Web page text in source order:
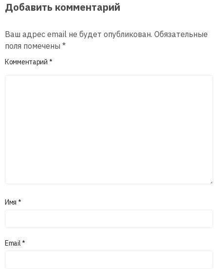
Добавить комментарий
Ваш адрес email не будет опубликован. Обязательные
поля помечены *
Комментарий *
Имя *
Email*